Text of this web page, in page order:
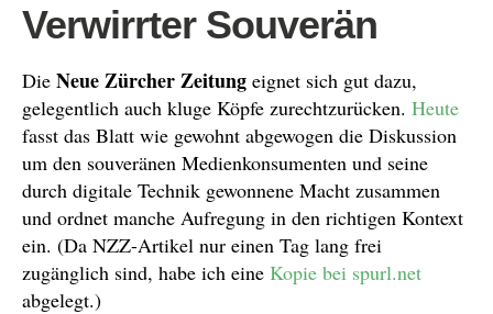
Verwirrter Souverän
Die Neue Zürcher Zeitung eignet sich gut dazu,
gelegentlich auch kluge Köpfe zurechtzurücken. Heute
fasst das Blatt wie gewohnt abgewogen die Diskussion
um den souveränen Medienkonsumenten und seine
durch digitale Technik gewonnene Macht zusammen
und ordnet manche Aufregung in den richtigen Kontext
ein. (Da NZZ-Artikel nur einen Tag lang frei
zugänglich sind, habe ich eine Kopie bei spurl.net
abgelegt.)